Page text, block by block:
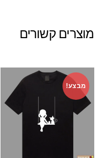
מוצרים קשורים
מבצע!